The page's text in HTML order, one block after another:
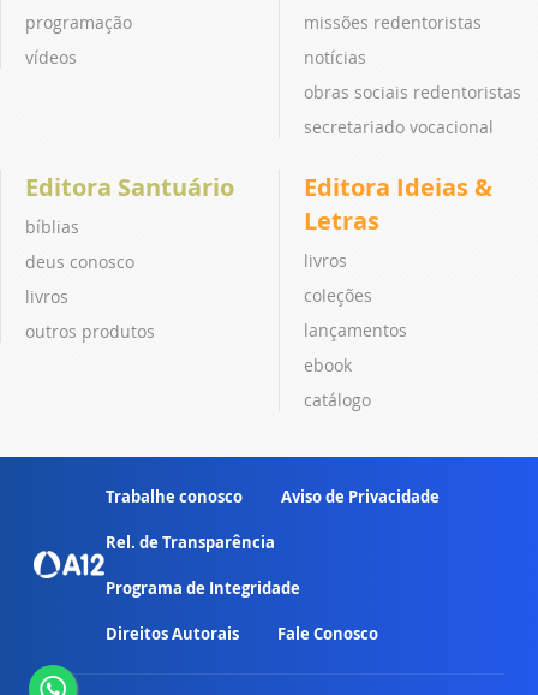
programação
vídeos
missões redentoristas
notícias
obras sociais redentoristas
secretariado vocacional
Editora Santuário
bíblias
deus conosco
livros
outros produtos
Editora Ideias &
Letras
livros
coleções
lançamentos
ebook
catálogo
Trabalhe conosco Aviso de Privacidade
Rel. de Transparência
Programa de Integridade
Direitos Autorais Fale Conosco